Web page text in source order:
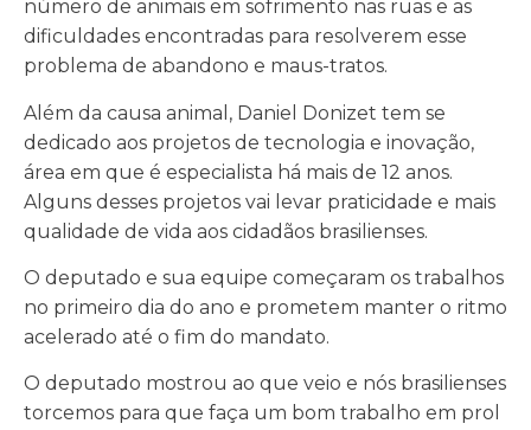
número de animais em sofrimento nas ruas e as
dificuldades encontradas para resolverem esse
problema de abandono e maus-tratos.
Além da causa animal, Daniel Donizet tem se
dedicado aos projetos de tecnologia e inovação,
área em que é especialista há mais de 12 anos.
Alguns desses projetos vai levar praticidade e mais
qualidade de vida aos cidadãos brasilienses.
O deputado e sua equipe começaram os trabalhos
no primeiro dia do ano e prometem manter o ritmo
acelerado até o fim do mandato.
O deputado mostrou ao que veio e nós brasilienses
torcemos para que faça um bom trabalho em prol